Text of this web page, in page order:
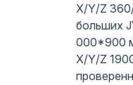
X/Y/Z
больших
000*900
X/Y/Z